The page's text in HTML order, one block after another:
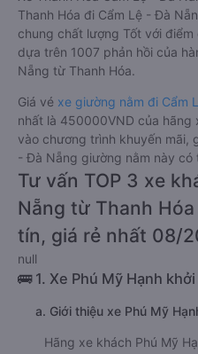
Thanh Hóa đi Cẩm Lệ - Đà
chung chất lượng Tốt với
dựa trên 1007 phản hồi của
Nẵng từ Thanh Hóa.
Giá vé xe giường nằm đi Cẩm
nhất là 450000VND của hãng
vào chương trình khuyến mãi,
- Đà Nẵng giường nằm này có
Tư vấn TOP 3 xe
Nẵng từ Thanh
tín, giá rẻ nhất 08/
null
🚌 1. Xe Phú Mỹ Hạnh
a. Giới thiệu xe Phú Mỹ
Hãng xe khách Phú Mỹ